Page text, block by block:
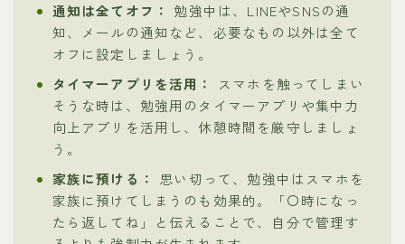
通知は全てオフ：
勉強中は、LINEやSNSの通
知、メールの通知など、必要なもの以外は全て
オフに設定しましょう。
タイマーアプリを活用：
スマホを触ってしまい
そうな時は、勉強用のタイマーアプリや集中力
向上アプリを活用し、休憩時間を厳守しましょ
う。
家族に預ける：
思い切って、勉強中はスマホを
家族に預けてしまうのも効果的。「〇時になっ
たら返してね」と伝えることで、自分で管理す